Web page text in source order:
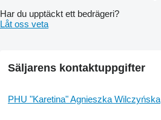
Har du upptäckt ett bedrägeri?
Låt oss veta
Säljarens kontaktuppgifter
PHU "Karetina" Agnieszka Wilczyńska